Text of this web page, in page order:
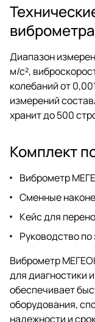
виброметра
Диапазон
м/с²,
колебаний от
измерений
хранит до 500
Комплект
Виброметр
Сменные
Кейс для
Руководство по
Виброметр
для диагностики
обеспечивает
оборудования,
надежности и